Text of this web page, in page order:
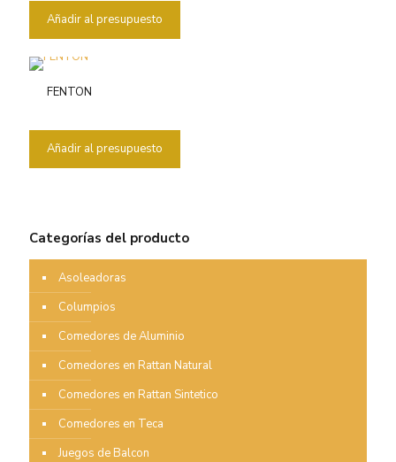
Añadir al presupuesto
FENTON
Añadir al presupuesto
Categorías del producto
Asoleadoras
Columpios
Comedores de Aluminio
Comedores en Rattan Natural
Comedores en Rattan Sintetico
Comedores en Teca
Juegos de Balcon